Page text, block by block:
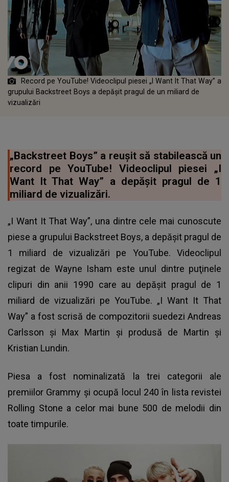
Record pe YouTube! Videoclipul piesei „I Want It That Way” a
grupului Backstreet Boys a depășit pragul de un miliard de
vizualizări
„Backstreet Boys” a reușit să stabilească un
record pe YouTube! Videoclipul piesei „I
Want It That Way” a depășit pragul de 1
miliard de vizualizări.
„I Want It That Way”, una dintre cele mai cunoscute
piese a grupului Backstreet Boys, a depăşit pragul de
1 miliard de vizualizări pe YouTube. Videoclipul
regizat de Wayne Isham este unul dintre puţinele
clipuri din anii 1990 care au depăşit pragul de 1
miliard de vizualizări pe YouTube. „I Want It That
Way” a fost scrisă de compozitorii suedezi Andreas
Carlsson şi Max Martin şi produsă de Martin şi
Kristian Lundin.
Piesa a fost nominalizată la trei categorii ale
premiilor Grammy şi ocupă locul 240 în lista revistei
Rolling Stone a celor mai bune 500 de melodii din
toate timpurile.